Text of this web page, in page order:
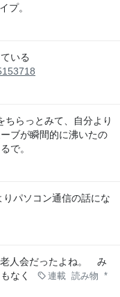
プ。
いる
ちらっとみて、自分より
ブが瞬間的に沸いたの
で。
パソコン通信の話にな
人会だったよね。 み
なく
連載 読み物
*